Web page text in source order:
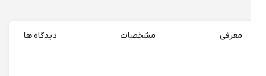
معرفی مشخصات دیدگاه ها